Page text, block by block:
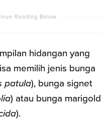
hidangan yang
memilih jenis bunga
patula), bunga signet
) atau bunga marigold
).